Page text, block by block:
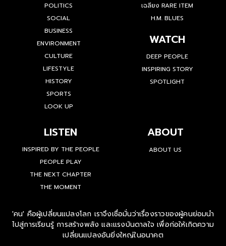
POLITICS
SOCIAL
BUSINESS
ENVIRONMENT
CULTURE
LIFESTYLE
HISTORY
SPORTS
LOOK UP
เฉลียง RARE ITEM
H.M. BLUES
WATCH
DEEP PEOPLE
INSPIRING STORY
SPOTLIGHT
LISTEN
INSPIRED BY THE PEOPLE
PEOPLE PLAY
THE NEXT CHAPTER
THE MOMENT
ABOUT
ABOUT US
'คน' คือผู้เปลี่ยนแปลงโลก เราจึงเชื่อมั่นว่าเรื่องราวของผู้คนย่อมนำ
ไปสู่การเรียนรู้ การสร้างพลัง และแรงบันดาลใจ เพื่อก่อให้เกิดความ
เปลี่ยนแปลงอันยิ่งใหญ่ในอนาคต